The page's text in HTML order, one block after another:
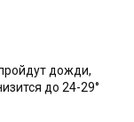
дожди,
до 24-29°